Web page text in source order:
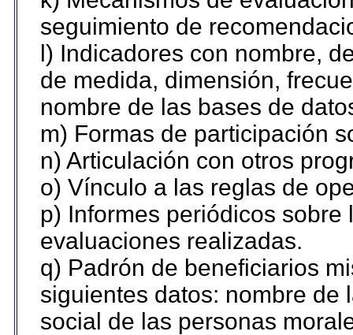
seguimiento de
l) Indicadores con nombre,
de medida, dimensión,
nombre de las bases de
m) Formas de participación
n) Articulación con otros
o) Vínculo a las reglas de
p) Informes periódicos
evaluaciones realizadas.
q) Padrón de beneficiarios
siguientes datos: nombre de
social de las personas